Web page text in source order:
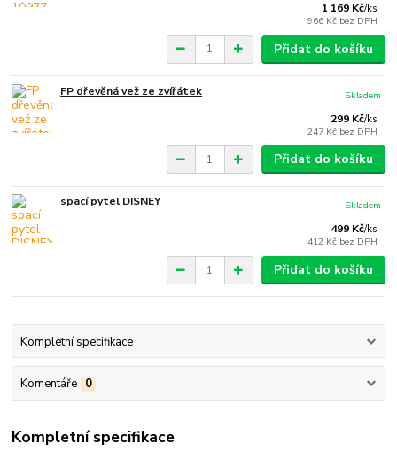
1 169 Kč/ks
966 Kč bez DPH
Přidat do košíku
FP dřevěná vež ze zvířátek
299 Kč/ks
247 Kč bez DPH
Skladem
Přidat do košíku
spací pytel DISNEY
499 Kč/ks
412 Kč bez DPH
Skladem
Přidat do košíku
Kompletní specifikace
Komentáře 0
Kompletní specifikace